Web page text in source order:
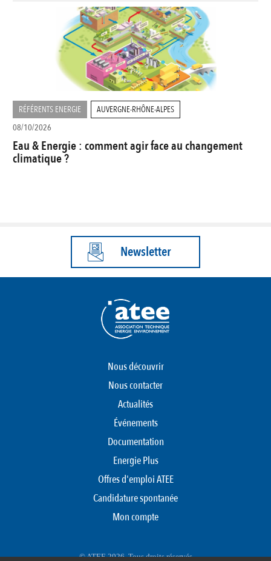
RÉFÉRENTS ENERGIE
AUVERGNE-RHÔNE-ALPES
08/10/2026
Eau & Energie : comment agir face au changement
climatique ?
Newsletter
Nous découvrir
Nous contacter
Actualités
Événements
Documentation
Energie Plus
Offres d'emploi ATEE
Candidature spontanée
Mon compte
© ATEE 2026. Tous droits réservés